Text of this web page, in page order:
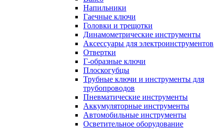
Напильники
Гаечные ключи
Головки и трещотки
Динамометрические инструменты
Аксессуары для электроинструментов
Отвертки
Г-образные ключи
Плоскогубцы
Трубные ключи и инструменты для
трубопроводов
Пневматические инструменты
Аккумуляторные инструменты
Автомобильные инструменты
Осветительное оборудование